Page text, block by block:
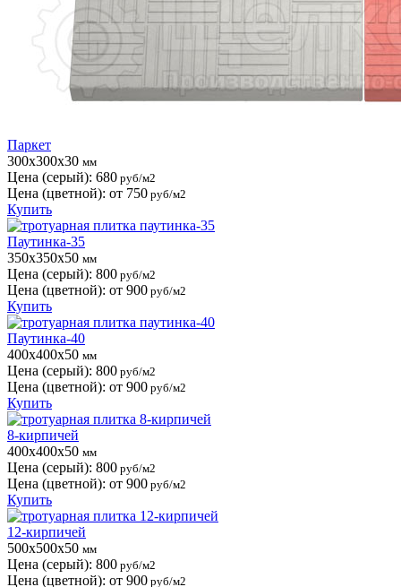
Паркет
300x300x30 мм
Цена (серый): 680 руб/м2
Цена (цветной): от 750 руб/м2
Купить
Паутинка-35
350x350x50 мм
Цена (серый): 800 руб/м2
Цена (цветной): от 900 руб/м2
Купить
Паутинка-40
400x400x50 мм
Цена (серый): 800 руб/м2
Цена (цветной): от 900 руб/м2
Купить
8-кирпичей
400x400x50 мм
Цена (серый): 800 руб/м2
Цена (цветной): от 900 руб/м2
Купить
12-кирпичей
500x500x50 мм
Цена (серый): 800 руб/м2
Цена (цветной): от 900 руб/м2